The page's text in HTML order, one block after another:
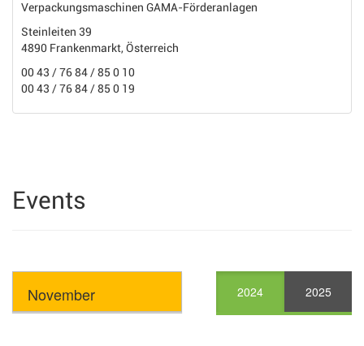
Verpackungsmaschinen GAMA-Förderanlagen
Steinleiten 39
4890 Frankenmarkt, Österreich
00 43 / 76 84 / 85 0 10
00 43 / 76 84 / 85 0 19
Events
2024 2025